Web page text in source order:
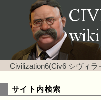
Civilization6(Civ6 シヴィ
サイト内検索